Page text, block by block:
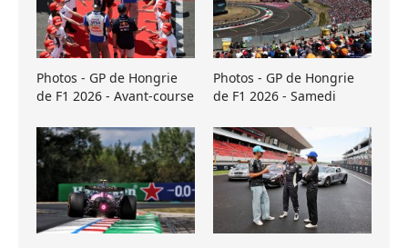
Photos - GP de Hongrie
de F1 2026 - Avant-course
Photos - GP de Hongrie
de F1 2026 - Samedi